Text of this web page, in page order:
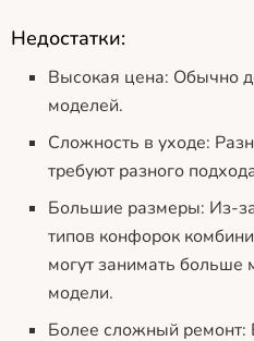
Недостатки:
Высокая цена: Обычно
моделей.
Сложность в уходе:
требуют разного
Большие размеры: Из-
типов конфорок
могут занимать больше
модели.
Более сложный ремонт: